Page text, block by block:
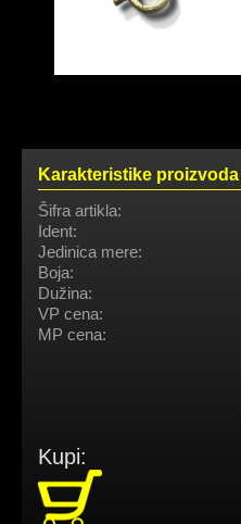
Karakteristike proizvoda
Šifra artikla:
Ident:
Jedinica mere:
Boja:
Dužina:
VP cena:
MP cena:
Kupi: